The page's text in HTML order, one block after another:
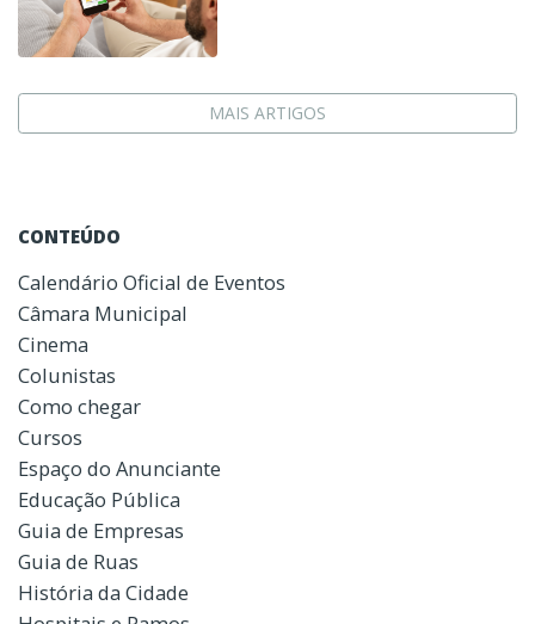
MAIS ARTIGOS
CONTEÚDO
Calendário Oficial de Eventos
Câmara Municipal
Cinema
Colunistas
Como chegar
Cursos
Espaço do Anunciante
Educação Pública
Guia de Empresas
Guia de Ruas
História da Cidade